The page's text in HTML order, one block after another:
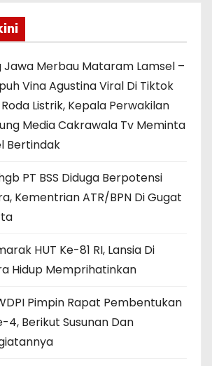
Jawa Merbau Mataram Lamsel –
Vina Agustina Viral Di Tiktok
Listrik, Kepala Perwakilan
Media Cakrawala Tv Meminta
Bertindak
PT BSS Diduga Berpotensi
Kementrian ATR/BPN Di Gugat
HUT Ke-81 RI, Lansia Di
Hidup Memprihatinkan
Pimpin Rapat Pembentukan
4, Berikut Susunan Dan